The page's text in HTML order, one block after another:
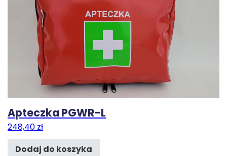
Apteczka PGWR-L
248,40 zł
Dodaj do koszyka